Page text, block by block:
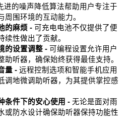
进的噪声降低算法帮助用户专注于
周围环境的互动能力。
的麻烦 - 可充电电池不仅提供了便
续性做出了贡献。
的设置调整 -可编程设置允许用户
助听器，确保始终获得最佳支持。
量 - 远程控制选项和智能手机应用
调地微调助听器，为其提供掌控感
条件下的安心使用 -无论是面对雨
或防水设计确保助听器保持功能性